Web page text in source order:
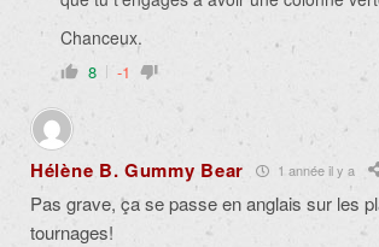
Chanceux.
8 -1
Hélène B. Gummy Bear 1 année il y a
Pas grave, ça se passe en anglais sur les
tournages!